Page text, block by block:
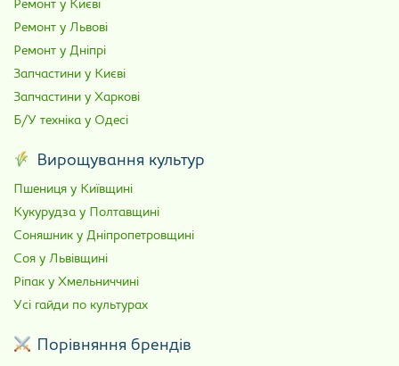
Ремонт у Києві
Ремонт у Львові
Ремонт у Дніпрі
Запчастини у Києві
Запчастини у Харкові
Б/У техніка у Одесі
Вирощування культур
Пшениця у Київщині
Кукурудза у Полтавщині
Соняшник у Дніпропетровщині
Соя у Львівщині
Ріпак у Хмельниччині
Усі гайди по культурах
Порівняння брендів